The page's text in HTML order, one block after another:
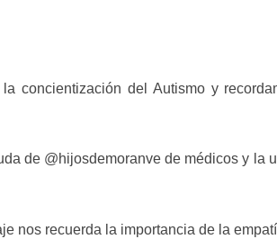
concientización del Autismo y
de @hijosdemoranve de médicos y la
nos recuerda la importancia de la